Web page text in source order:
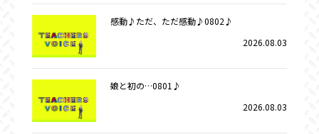
感動♪ただ、ただ感動♪0802♪
2026.08.03
娘と初の…0801♪
2026.08.03